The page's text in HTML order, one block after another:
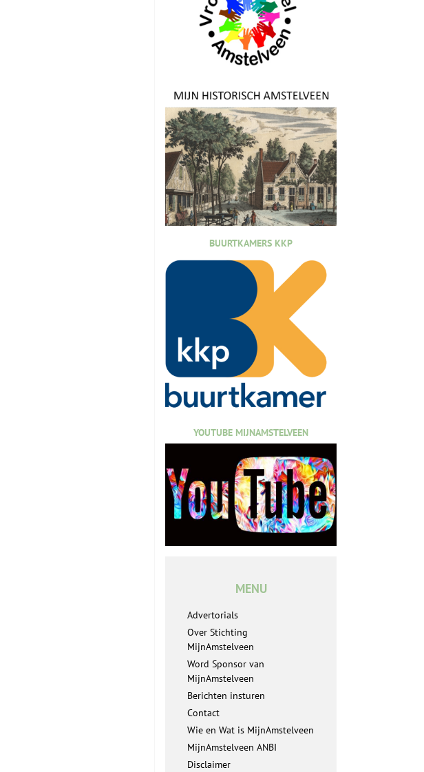
BUURTKAMERS KKP
YOUTUBE MIJNAMSTELVEEN
MENU
Advertorials
Over Stichting
MijnAmstelveen
Word Sponsor van
MijnAmstelveen
Berichten insturen
Contact
Wie en Wat is MijnAmstelveen
MijnAmstelveen ANBI
Disclaimer